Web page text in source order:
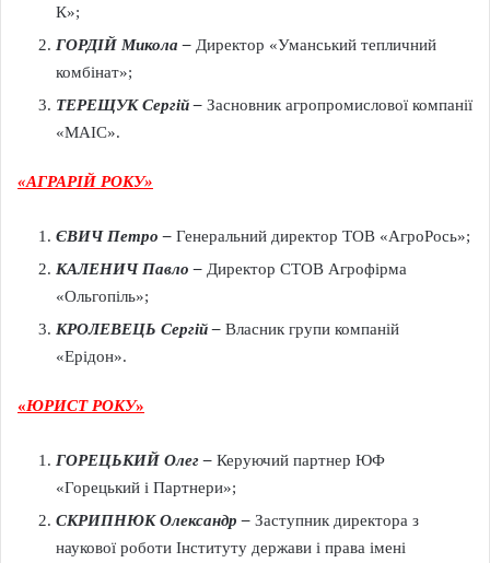
К»;
ГОРДІЙ Микола – Директор «Уманський тепличний
комбінат»;
ТЕРЕЩУК Сергій – Засновник агропромислової компанії
«МАІС».
«АГРАРІЙ РОКУ»
ЄВИЧ Петро – Генеральний директор ТОВ «АгроРось»;
КАЛЕНИЧ Павло – Директор СТОВ Агрофірма
«Ольгопіль»;
КРОЛЕВЕЦЬ Сергій – Власник групи компаній
«Ерідон».
«ЮРИСТ РОКУ»
ГОРЕЦЬКИЙ Олег – Керуючий партнер ЮФ
«Горецький і Партнери»;
СКРИПНЮК Олександр – Заступник директора з
наукової роботи Інституту держави і права імені